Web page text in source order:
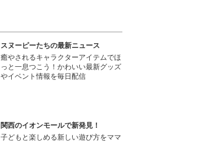
スヌーピーたちの最新ニュース
癒やされるキャラクターアイテムでほ
っと一息つこう！かわいい最新グッズ
やイベント情報を毎日配信
関西のイオンモールで新発見！
子どもと楽しめる新しい遊び方をママ